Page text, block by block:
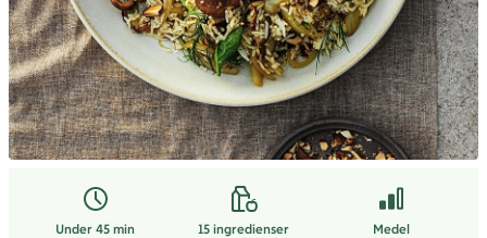
Under 45 min 15 ingredienser Medel